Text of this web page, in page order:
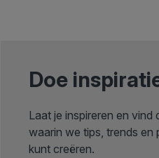
Doe
Laat je inspireren en
waarin we tips, trends en
kunt creëren.